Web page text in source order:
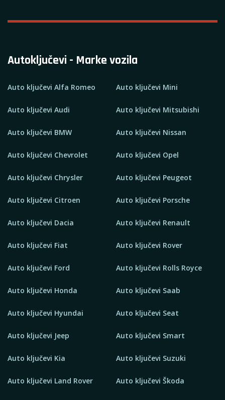
Autoključevi - Marke vozila
Auto ključevi Alfa Romeo
Auto ključevi Audi
Auto ključevi BMW
Auto ključevi Chevrolet
Auto ključevi Chrysler
Auto ključevi Citroen
Auto ključevi Dacia
Auto ključevi Fiat
Auto ključevi Ford
Auto ključevi Honda
Auto ključevi Hyundai
Auto ključevi Jeep
Auto ključevi Kia
Auto ključevi Land Rover
Auto ključevi Mini
Auto ključevi Mitsubishi
Auto ključevi Nissan
Auto ključevi Opel
Auto ključevi Peugeot
Auto ključevi Porsche
Auto ključevi Renault
Auto ključevi Rover
Auto ključevi Rolls Royce
Auto ključevi Saab
Auto ključevi Seat
Auto ključevi Smart
Auto ključevi Suzuki
Auto ključevi Škoda